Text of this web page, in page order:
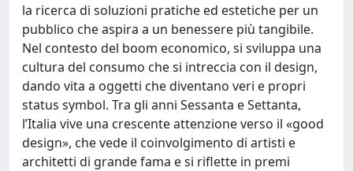
la ricerca di soluzioni pratiche ed estetiche per un
pubblico che aspira a un benessere più tangibile.
Nel contesto del boom economico, si sviluppa una
cultura del consumo che si intreccia con il design,
dando vita a oggetti che diventano veri e propri
status symbol. Tra gli anni Sessanta e Settanta,
l’Italia vive una crescente attenzione verso il «good
design», che vede il coinvolgimento di artisti e
architetti di grande fama e si riflette in premi